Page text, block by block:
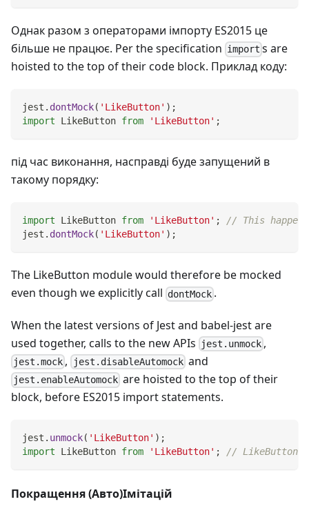
Однак разом з операторами імпорту ES2015 це
більше не працює. Per the specification import s are
hoisted to the top of their code block. Приклад коду:
jest . dontMock( 'LikeButton' ) ;
import
LikeButton from 'LikeButton' ;
під час виконання, насправді буде запущений в
такому порядку:
import LikeButton from 'LikeButton' ;
// This
jest . dontMock( 'LikeButton' ) ;
The LikeButton module would therefore be mocked
even though we explicitly call dontMock .
When the latest versions of Jest and babel-jest are
used together, calls to the new APIs
jest.unmock ,
jest.mock , jest.disableAutomockand
jest.enableAutomock are hoisted to the top of their
block, before ES2015 import statements.
jest . unmock( 'LikeButton' ) ;
import
LikeButton from 'LikeButton' ; // LikeButton
Покращення (Авто)Імітацій